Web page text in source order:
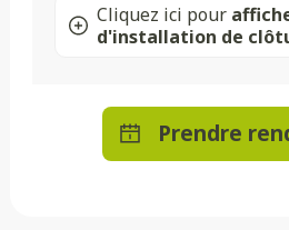
Cliquez ici pour
d'installation de
Prendre